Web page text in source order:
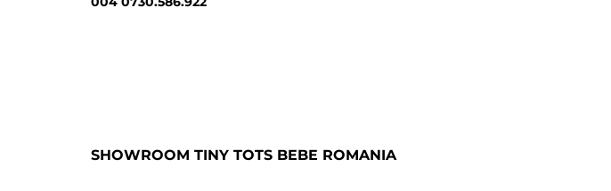
SHOWROOM TINY TOTS BEBE ROMANIA